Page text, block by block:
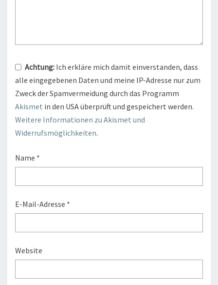
Achtung: Ich erkläre mich damit einverstanden, dass
alle eingegebenen Daten und meine IP-Adresse nur zum
Zweck der Spamvermeidung durch das Programm
Akismet in den USA überprüft und gespeichert werden.
Weitere Informationen zu Akismet und
Widerrufsmöglichkeiten.
Name *
E-Mail-Adresse *
Website